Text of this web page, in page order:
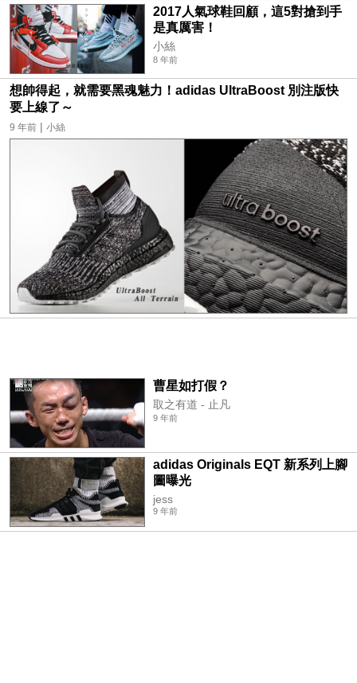
2017人氣球鞋回顧，這5對搶到手
是真厲害！
小絲
8 年前
想帥得起，就需要黑魂魅力！adidas UltraBoost 別注版快
要上線了～
9 年前 | 小絲
曹星如打假？
取之有道 - 止凡
9 年前
adidas Originals EQT 新系列上腳
圖曝光
jess
9 年前